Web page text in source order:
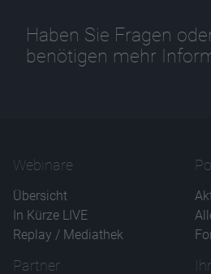
Haben Sie Fragen
benötigen mehr
Webinare
Übersicht
In Kürze LIVE
Replay / Mediathek
Partner